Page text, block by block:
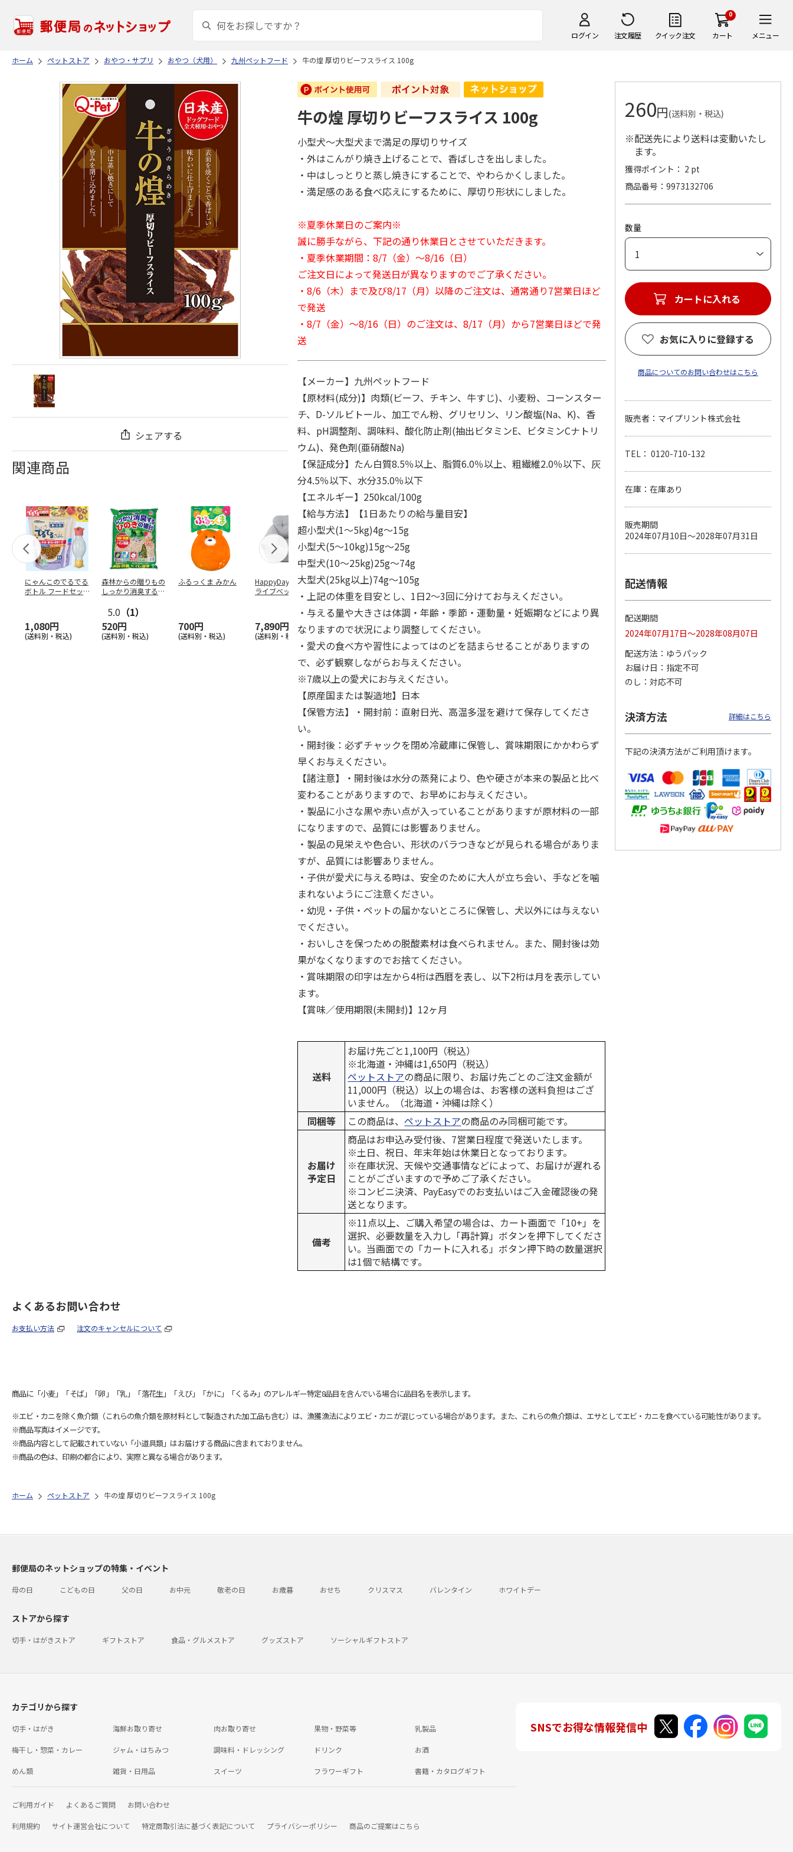
ログイン 注文履歴 クイック注文
0
カート メニュー
ホーム ペットストア おやつ・サプリ おやつ（犬用） 九州ペットフード 牛の煌 厚切りビーフスライス 100g
シェアする
関連商品
にゃんこのでるでる
ボトル フードセッ
1,080円
(送料別・税込)
森林からの贈りもの
しっかり消臭するひ
5.0 （1）
520円
(送料別・税込)
ふるっくま みかん
700円
(送料別・税込)
HappyDays 2wayド
ライブベッド グレ
7,890円
(送料別・税込)
獣医師開発 ニオイ
をとる砂専用 猫ト
イレ ナチュラルグ
レー
1,550円
(送料別・税込)
デオトイレ 飛び散
らない消臭・抗菌サ
ンド 4L
1,320円
(送料別・税込)
ムデンタルコーン
ぐるぐるボーン型 S
…
こ用 まぐろ・かつ
おに…
ペット線香 虹のか
なた フルーティフ
ローラルの香り
590円
(送料別・税込)
100円
(送料別・税込)
牛の煌 厚切りビーフスライス 100g
小型犬～大型犬まで満足の厚切りサイズ
・外はこんがり焼き上げることで、香ばしさを出しました。
・中はしっとりと蒸し焼きにすることで、やわらかくしました。
・満足感のある食べ応えにするために、厚切り形状にしました。
※夏季休業日のご案内※
誠に勝手ながら、下記の通り休業日とさせていただきます。
・夏季休業期間：8/7（金）～8/16（日）
ご注文日によって発送日が異なりますのでご了承ください。
・8/6（木）まで及び8/17（月）以降のご注文は、通常通り7営業日ほど
で発送
・8/7（金）～8/16（日）のご注文は、8/17（月）から7営業日ほどで発
送
【メーカー】九州ペットフード
【原材料(成分)】肉類(ビーフ、チキン、牛すじ)、小麦粉、コーンスター
チ、D-ソルビトール、加工でん粉、グリセリン、リン酸塩(Na、K)、香
料、pH調整剤、調味料、酸化防止剤(抽出ビタミンE、ビタミンCナトリ
ウム)、発色剤(亜硝酸Na)
【保証成分】たん白質8.5％以上、脂質6.0％以上、粗繊維2.0％以下、灰
分4.5％以下、水分35.0％以下
【エネルギー】250kcal/100g
【給与方法】【1日あたりの給与量目安】
超小型犬(1～5kg)4g～15g
小型犬(5～10kg)15g～25g
中型犬(10～25kg)25g～74g
大型犬(25kg以上)74g～105g
・上記の体重を目安とし、1日2～3回に分けてお与えください。
・与える量や大きさは体調・年齢・季節・運動量・妊娠期などにより異
なりますので状況により調整してください。
・愛犬の食べ方や習性によってはのどを詰まらせることがありますの
で、必ず観察しながらお与えください。
※7歳以上の愛犬にお与えください。
【原産国または製造地】日本
【保管方法】・開封前：直射日光、高温多湿を避けて保存してくださ
い。
・開封後：必ずチャックを閉め冷蔵庫に保管し、賞味期限にかかわらず
早くお与えください。
【諸注意】・開封後は水分の蒸発により、色や硬さが本来の製品と比べ
変わることがありますので、お早めにお与えください。
・製品に小さな黒や赤い点が入っていることがありますが原材料の一部
になりますので、品質には影響ありません。
・製品の見栄えや色合い、形状のバラつきなどが見られる場合がありま
すが、品質には影響ありません。
・子供が愛犬に与える時は、安全のために大人が立ち会い、手などを噛
まれないようにご注意ください。
・幼児・子供・ペットの届かないところに保管し、犬以外には与えない
でください。
・おいしさを保つための脱酸素材は食べられません。また、開封後は効
果がなくなりますのでお捨てください。
・賞味期限の印字は左から4桁は西暦を表し、以下2桁は月を表示してい
ます。
【賞味／使用期限(未開封)】12ヶ月
送料
お届け先ごと1,100円（税込）
※北海道・沖縄は1,650円（税込）
ペットストアの商品に限り、お届け先ごとのご注文金額が
11,000円（税込）以上の場合は、お客様の送料負担はござ
いません。（北海道・沖縄は除く）
同梱等
この商品は、ペットストアの商品のみ同梱可能です。
お届け
予定日
商品はお申込み受付後、7営業日程度で発送いたします。
※土日、祝日、年末年始は休業日となっております。
※在庫状況、天候や交通事情などによって、お届けが遅れる
ことがございますので予めご了承ください。
※コンビニ決済、PayEasyでのお支払いはご入金確認後の発
送となります。
備考
※11点以上、ご購入希望の場合は、カート画面で「10+」を
選択、必要数量を入力し「再計算」ボタンを押下してくださ
い。当画面での「カートに入れる」ボタン押下時の数量選択
は1個で結構です。
260円(送料別・税込)
※配送先により送料は変動いたし
ます。
獲得ポイント： 2 pt
商品番号
9973132706
数量
カートに入れる
お気に入りに登録する
商品についてのお問い合わせはこちら
販売者：マイプリント株式会社
TEL： 0120-710-132
在庫：在庫あり
販売期間
2024年07月10日～2028年07月31日
配送情報
配送期間
2024年07月17日～2028年08月07日
配送方法
ゆうパック
お届け日
指定不可
のし
対応不可
決済方法 詳細はこちら
下記の決済方法がご利用頂けます。
よくあるお問い合わせ
お支払い方法 注文のキャンセルについて
商品に「小麦」「そば」「卵」「乳」「落花生」「えび」「かに」「くるみ」のアレルギー特定8品目を含んでいる場合に品目名を表示します。
※エビ・カニを除く魚介類（これらの魚介類を原材料として製造された加工品も含む）は、漁獲漁法によりエビ・カニが混じっている場合があります。また、これらの魚介類は、エサとしてエビ・カニを食べている可能性があります。
※商品写真はイメージです。
※商品内容として記載されていない「小道具類」はお届けする商品に含まれておりません。
※商品の色は、印刷の都合により、実際と異なる場合があります。
ホーム ペットストア 牛の煌 厚切りビーフスライス 100g
郵便局のネットショップの特集・イベント
母の日 こどもの日 父の日 お中元 敬老の日 お歳暮 おせち クリスマス バレンタイン ホワイトデー
ストアから探す
切手・はがきストア ギフトストア 食品・グルメストア グッズストア ソーシャルギフトストア
カテゴリから探す
切手・はがき 海鮮お取り寄せ 肉お取り寄せ 果物・野菜等 乳製品
梅干し・惣菜・カレー ジャム・はちみつ 調味料・ドレッシング ドリンク お酒
めん類 雑貨・日用品 スイーツ フラワーギフト 書籍・カタログギフト
ご利用ガイド よくあるご質問 お問い合わせ
利用規約 サイト運営会社について 特定商取引法に基づく表記について プライバシーポリシー 商品のご提案はこちら
SNSでお得な情報発信中